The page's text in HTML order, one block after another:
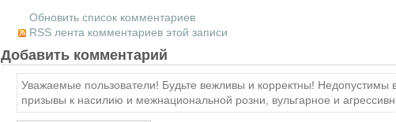
Обновить список комментариев
RSS лента комментариев этой записи
Добавить комментарий
Уважаемые пользователи! Будьте вежливы и корректны! Недопустимы
призывы к насилию и межнациональной розни, вульгарное и